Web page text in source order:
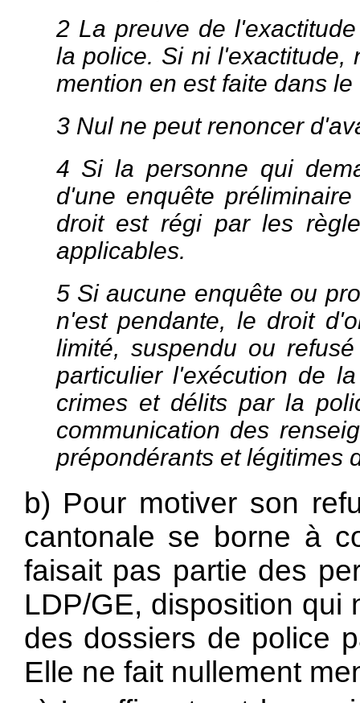
2 La preuve de
la police. Si ni l'exactitude,
mention en est faite dans le
3 Nul ne peut renoncer
4 Si la personne qui
d'une enquête
droit est régi par les
applicables.
5 Si aucune enquête ou
n'est pendante, le droit
limité, suspendu ou
particulier l'exécution de
crimes et délits par la
communication des
prépondérants et légitimes
b) Pour motiver son
cantonale se borne à
faisait pas partie des
LDP/GE, disposition qui
des dossiers de police
Elle ne fait nullement